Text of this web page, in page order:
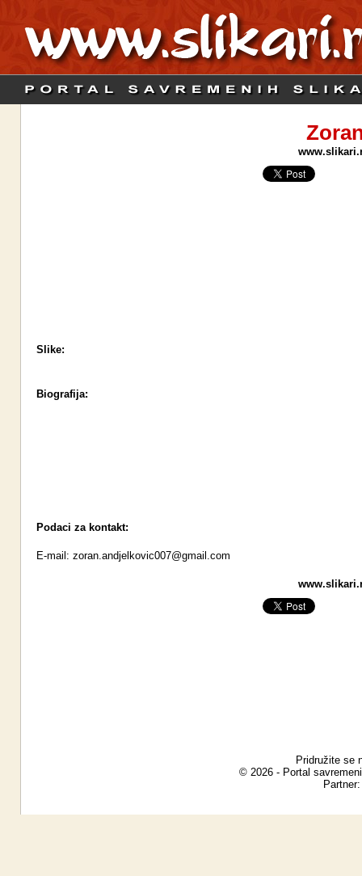
Slike:
Biografija:
Podaci za kontakt:
E-mail: zoran.andjelkovic007@gmail.com
Pridružite se
© 2026 - Portal